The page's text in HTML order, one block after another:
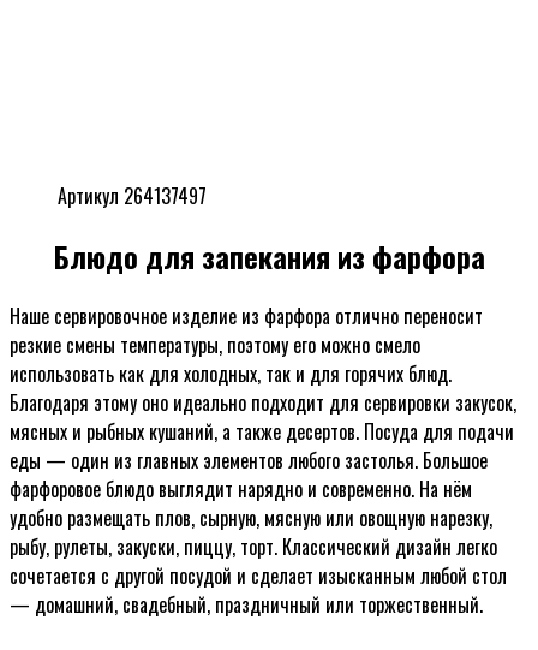
Артикул 264137497
Блюдо для запекания из фарфора
Наше сервировочное изделие из фарфора отлично переносит
резкие смены температуры, поэтому его можно смело
использовать как для холодных, так и для горячих блюд.
Благодаря этому оно идеально подходит для сервировки закусок,
мясных и рыбных кушаний, а также десертов. Посуда для подачи
еды — один из главных элементов любого застолья. Большое
фарфоровое блюдо выглядит нарядно и современно. На нём
удобно размещать плов, сырную, мясную или овощную нарезку,
рыбу, рулеты, закуски, пиццу, торт. Классический дизайн легко
сочетается с другой посудой и сделает изысканным любой стол
— домашний, свадебный, праздничный или торжественный.